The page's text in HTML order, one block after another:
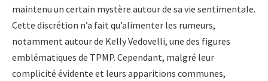
maintenu un certain mystère autour de sa vie sentimentale.
Cette discrétion n’a fait qu’alimenter les rumeurs,
notamment autour de Kelly Vedovelli, une des figures
emblématiques de TPMP. Cependant, malgré leur
complicité évidente et leurs apparitions communes,